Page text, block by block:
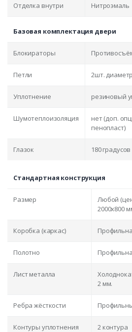
Отделка внутри Нитроэмаль
Базовая комплектация двери
Блокираторы
Петли 2шт.
Уплотнение резиновый
Шумотеплоизоляция
нет (доп.
пенопласт)
Глазок 180 градусов
Стандартная конструкция
Размер
Любой
2000x800
Коробка (каркас)
Полотно
Лист металла
2 мм.
Ребра жёсткости
Контуры уплотнения 2 контура